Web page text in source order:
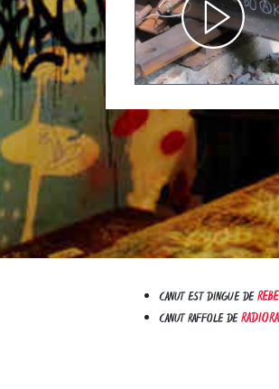
CANUT EST DINGUE DE
CANUT RAFFOLE DE